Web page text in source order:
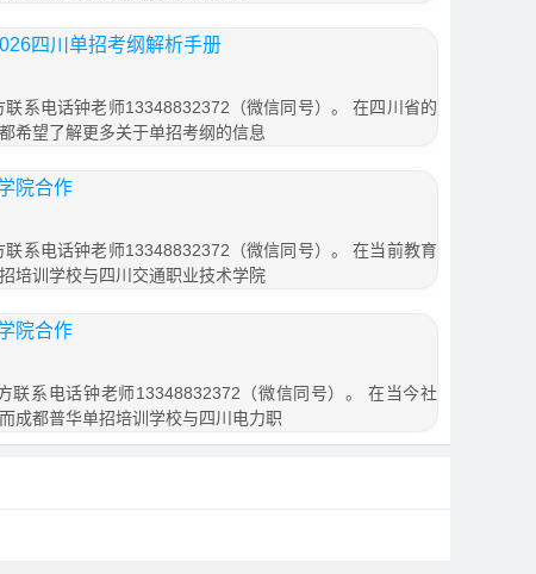
四川单招考纲解析手册
系电话钟老师13348832372（微信同号）。 在四川省的
希望了解更多关于单招考纲的信息
院合作
系电话钟老师13348832372（微信同号）。 在当前教育
培训学校与四川交通职业技术学院
院合作
联系电话钟老师13348832372（微信同号）。 在当今社
成都普华单招培训学校与四川电力职